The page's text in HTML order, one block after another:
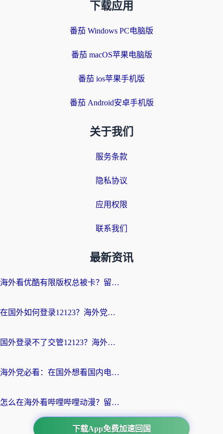
下载应用
番茄 Windows PC电脑版
番茄 macOS苹果电脑版
番茄 ios苹果手机版
番茄 Android安卓手机版
关于我们
服务条款
隐私协议
应用权限
联系我们
最新资讯
海外看优酷有限版权总被卡？留学生亲测有效的回国加速器选择指南
在国外如何登录12123？海外党必备的回国加速实用指南
国外登录不了交管12123？海外华人亲测有效的回国加速器选择指南
海外党必看：在国外想看国内电视剧用什么软件？3步解决地域限制
怎么在海外看哔哩哔哩动漫？留学生亲测有效的回国加速方案
下载App免费加速回国